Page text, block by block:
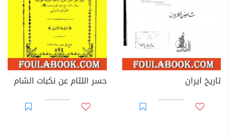
تاريخ ايران حسر اللثام عن نكبات الشام